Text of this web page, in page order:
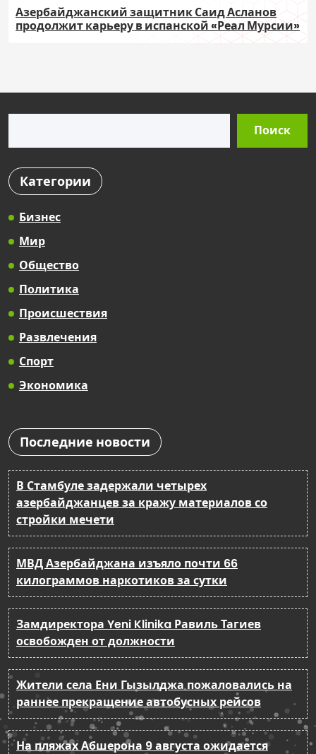
Азербайджанский защитник Саид Асланов
продолжит карьеру в испанской «Реал Мурсии»
Поиск
Категории
Бизнес
Мир
Общество
Политика
Происшествия
Развлечения
Спорт
Экономика
Последние новости
В Стамбуле задержали четырех
азербайджанцев за кражу материалов со
стройки мечети
МВД Азербайджана изъяло почти 66
килограммов наркотиков за сутки
Замдиректора Yeni Klinika Равиль Тагиев
освобожден от должности
Жители села Ени Гызылджа пожаловались на
раннее прекращение автобусных рейсов
На пляжах Абшерона 9 августа ожидается